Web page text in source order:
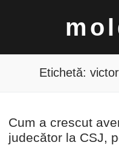
Caută
Etichetă:
Cum a crescut
judecător la CSJ,